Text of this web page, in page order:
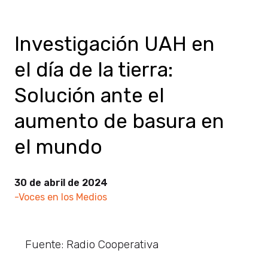
Investigación UAH en
el día de la tierra:
Solución ante el
aumento de basura en
el mundo
30 de abril de 2024
-Voces en los Medios
Fuente: Radio Cooperativa